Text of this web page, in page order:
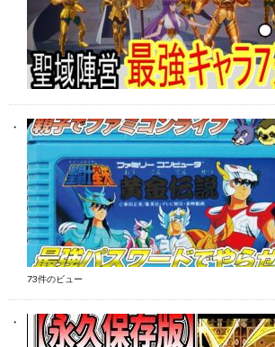
73件のビュー